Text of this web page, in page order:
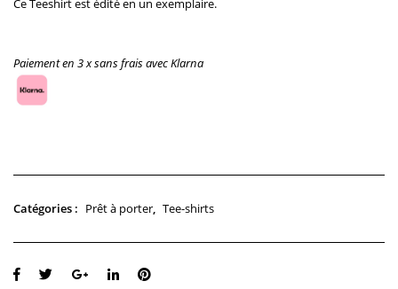
Ce Teeshirt est édité en un exemplaire.
Paiement en 3 x sans frais avec Klarna
Catégories : Prêt à porter, Tee-shirts